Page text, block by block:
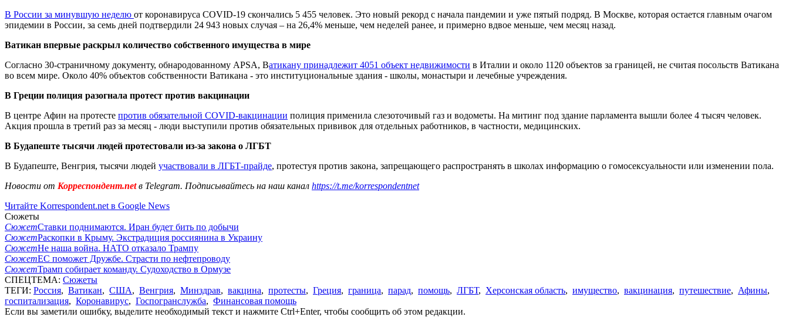
В России за минувшую неделю от коронавируса COVID-19 скончались 5 455 человек. Это новый рекорд с начала пандемии и уже пятый подряд. В Москве, которая остается главным очагом
эпидемии в России, за семь дней подтвердили 24 943 новых случая – на 26,4% меньше, чем неделей ранее, и примерно вдвое меньше, чем месяц назад.
Ватикан впервые раскрыл количество собственного имущества в мире
Согласно 30-страничному документу, обнародованному APSA, Ватикану принадлежит 4051 объект недвижимости в Италии и около 1120 объектов за границей, не считая посольств Ватикана
во всем мире. Около 40% объектов собственности Ватикана - это институциональные здания - школы, монастыри и лечебные учреждения.
В Греции полиция разогнала протест против вакцинации
В центре Афин на протесте против обязательной COVID-вакцинации полиция применила слезоточивый газ и водометы. На митинг под здание парламента вышли более 4 тысяч человек.
Акция прошла в третий раз за месяц - люди выступили против обязательных прививок для отдельных работников, в частности, медицинских.
В Будапеште тысячи людей протестовали из-за закона о ЛГБТ
В Будапеште, Венгрия, тысячи людей участвовали в ЛГБТ-прайде, протестуя против закона, запрещающего распространять в школах информацию о гомосексуальности или изменении пола.
Новости от Корреспондент.netв Telegram. Подписывайтесь на наш канал https://t.me/korrespondentnet
Читайте Korrespondent.net в Google News
Сюжеты
СюжетСтавки поднимаются. Иран будет бить по добычи
СюжетРаскопки в Крыму. Экстрадиция россиянина в Украину
СюжетНе наша война. НАТО отказало Трампу
СюжетЕС поможет Дружбе. Страсти по нефтепроводу
СюжетТрамп собирает команду. Судоходство в Ормузе
СПЕЦТЕМА: Сюжеты
ТЕГИ: Россия, Ватикан, США, Венгрия, Минздрав, вакцина, протесты, Греция, граница, парад, помощь, ЛГБТ, Херсонская область, имущество, вакцинация, путешествие, Афины,
госпитализация, Коронавирус, Госпогранслужба, Финансовая помощь
Если вы заметили ошибку, выделите необходимый текст и нажмите Ctrl+Enter, чтобы сообщить об этом редакции.